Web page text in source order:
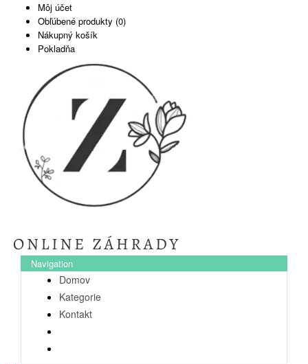
Môj účet
Obľúbené produkty (0)
Nákupný košík
Pokladňa
Navigation
Domov
Kategorie
Kontakt